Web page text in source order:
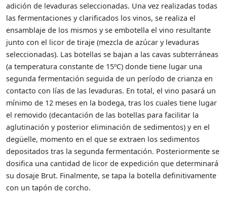
adición de levaduras seleccionadas. Una vez realizadas todas
las fermentaciones y clarificados los vinos, se realiza el
ensamblaje de los mismos y se embotella el vino resultante
junto con el licor de tiraje (mezcla de azúcar y levaduras
seleccionadas). Las botellas se bajan a las cavas subterráneas
(a temperatura constante de 15ºC) donde tiene lugar una
segunda fermentación seguida de un período de crianza en
contacto con lías de las levaduras. En total, el vino pasará un
mínimo de 12 meses en la bodega, tras los cuales tiene lugar
el removido (decantación de las botellas para facilitar la
aglutinación y posterior eliminación de sedimentos) y en el
degüelle, momento en el que se extraen los sedimentos
depositados tras la segunda fermentación. Posteriormente se
dosifica una cantidad de licor de expedición que determinará
su dosaje Brut. Finalmente, se tapa la botella definitivamente
con un tapón de corcho.